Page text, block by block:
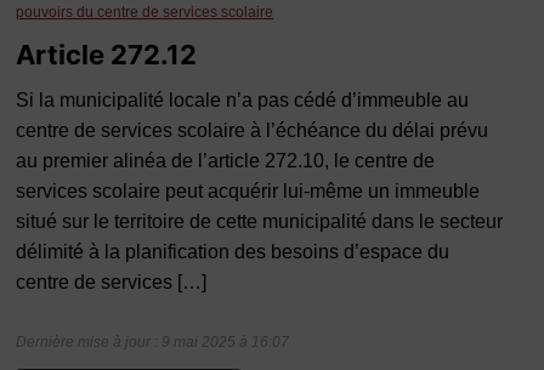
pouvoirs du centre de services scolaire
Article 272.12
Si la municipalité locale n’a pas cédé d’immeuble au
centre de services scolaire à l’échéance du délai prévu
au premier alinéa de l’article 272.10, le centre de
services scolaire peut acquérir lui-même un immeuble
situé sur le territoire de cette municipalité dans le secteur
délimité à la planification des besoins d’espace du
centre de services […]
Dernière mise à jour : 9 mai 2025 à 16:07